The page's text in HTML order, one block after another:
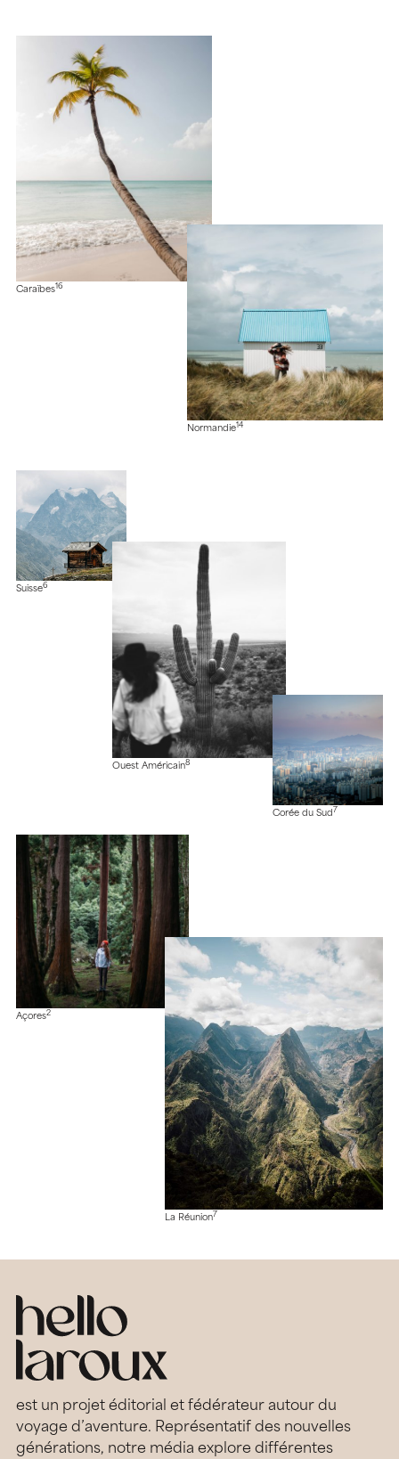
Caraïbes16
Normandie14
Suisse6
Ouest Américain8
Corée du Sud 7
Açores2
La Réunion7
est un projet éditorial et fédérateur autour du
voyage d’aventure. Représentatif des nouvelles
générations, notre média explore différentes